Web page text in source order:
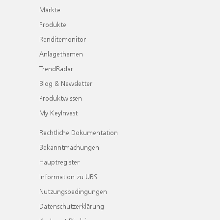
Märkte
Produkte
Renditemonitor
Anlagethemen
TrendRadar
Blog & Newsletter
Produktwissen
My KeyInvest
Rechtliche Dokumentation
Bekanntmachungen
Hauptregister
Information zu UBS
Nutzungsbedingungen
Datenschutzerklärung